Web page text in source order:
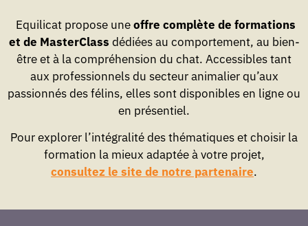
Equilicat propose uneoffre complète de formations
et de MasterClass dédiées au comportement, au bien-
être et à la compréhension du chat. Accessibles tant
aux professionnels du secteur animalier qu’aux
passionnés des félins, elles sont disponibles en ligne ou
en présentiel.
Pour explorer l’intégralité des thématiques et choisir la
formation la mieux adaptée à votre projet,
consultez le site de notre partenaire.